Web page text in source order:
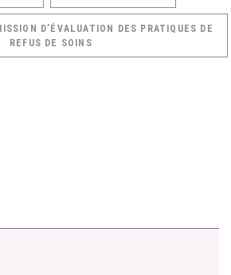
D’ÉVALUATION DES PRATIQUES DE
REFUS DE SOINS